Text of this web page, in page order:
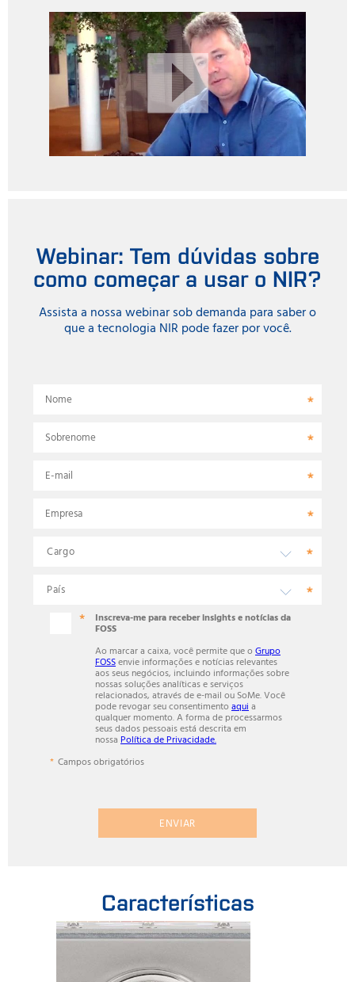
Webinar: Tem dúvidas sobre
como começar a usar o NIR?
Assista a nossa webinar sob demanda para saber o
que a tecnologia NIR pode fazer por você.
Nome
Sobrenome
E-mail
Empresa
Inscreva-me para receber insights e notícias da
FOSS
Ao marcar a caixa, você permite que o Grupo
FOSSenvie informações e notícias relevantes
aos seus negócios, incluindo informações sobre
nossas soluções analíticas e serviços
relacionados, através de e-mail ou SoMe. Você
pode revogar seu consentimento aquia
qualquer momento. A forma de processarmos
seus dados pessoais está descrita em
nossa Política de Privacidade.
Campos obrigatórios
ENVIAR
Características